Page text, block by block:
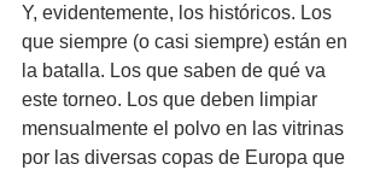
Y, evidentemente, los históricos. Los
que siempre (o casi siempre) están en
la batalla. Los que saben de qué va
este torneo. Los que deben limpiar
mensualmente el polvo en las vitrinas
por las diversas copas de Europa que